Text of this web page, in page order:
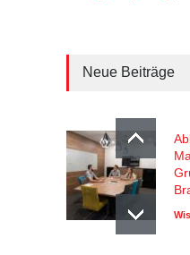
Neue Beiträge